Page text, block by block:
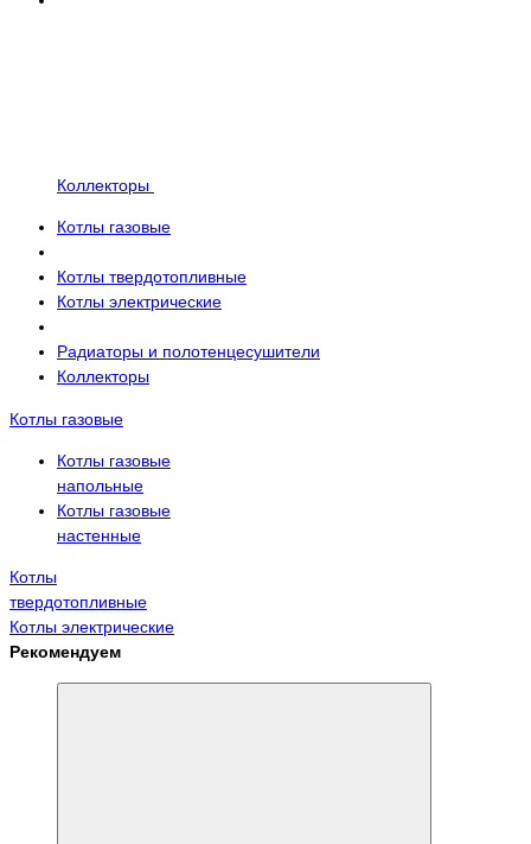
Коллекторы
Котлы газовые
Котлы твердотопливные
Котлы электрические
Радиаторы и полотенцесушители
Коллекторы
Котлы газовые
Котлы газовые
напольные
Котлы газовые
настенные
Котлы
твердотопливные
Котлы электрические
Рекомендуем